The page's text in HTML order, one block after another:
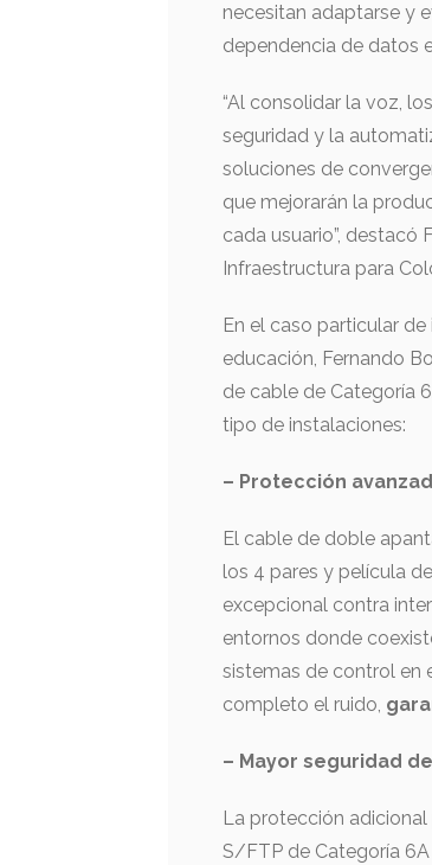
necesitan adaptarse y
dependencia de datos
“Al consolidar la voz,
seguridad y la
soluciones de
que mejorarán la
cada usuario”, destacó
Infraestructura para
En el caso particular
educación, Fernando
de cable de Categoría
tipo de instalaciones:
– Protección
El cable de doble
los 4 pares y película
excepcional contra
entornos donde
sistemas de control en
completo el ruido,
– Mayor seguridad
La protección
S/FTP de Categoría